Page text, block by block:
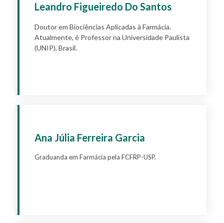
Leandro Figueiredo Do Santos
Doutor em Biociências Aplicadas à Farmácia.
Atualmente, é Professor na Universidade Paulista
(UNIP), Brasil.
Ana Júlia Ferreira Garcia
Graduanda em Farmácia pela FCFRP-USP.